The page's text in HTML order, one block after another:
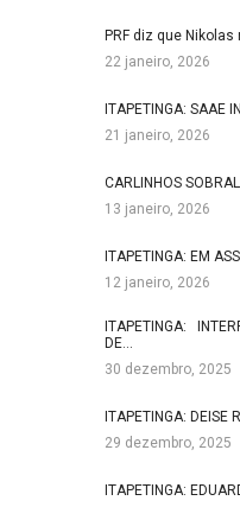
PRF diz que Nikolas
22 janeiro, 2026
ITAPETINGA: SAAE
21 janeiro, 2026
CARLINHOS
13 janeiro, 2026
ITAPETINGA: EM
12 janeiro, 2026
ITAPETINGA:
DE…
30 dezembro, 2025
ITAPETINGA: DEISE
29 dezembro, 2025
ITAPETINGA: